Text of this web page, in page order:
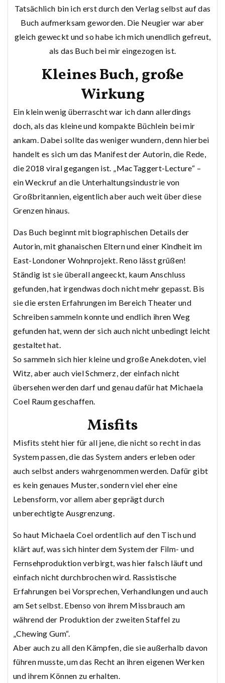
Tatsächlich bin ich erst durch den Verlag selbst auf das
Buch aufmerksam geworden. Die Neugier war aber
gleich geweckt und so habe ich mich unendlich gefreut,
als das Buch bei mir eingezogen ist.
Kleines Buch, große
Wirkung
Ein klein wenig überrascht war ich dann allerdings
doch, als das kleine und kompakte Büchlein bei mir
ankam. Dabei sollte das weniger wundern, denn hierbei
handelt es sich um das Manifest der Autorin, die Rede,
die 2018 viral gegangen ist. „MacTaggert-Lecture“ –
ein Weckruf an die Unterhaltungsindustrie von
Großbritannien, eigentlich aber auch weit über diese
Grenzen hinaus.
Das Buch beginnt mit biographischen Details der
Autorin, mit ghanaischen Eltern und einer Kindheit im
East-Londoner Wohnprojekt. Reno lässt grüßen!
Ständig ist sie überall angeeckt, kaum Anschluss
gefunden, hat irgendwas doch nicht mehr gepasst. Bis
sie die ersten Erfahrungen im Bereich Theater und
Schreiben sammeln konnte und endlich ihren Weg
gefunden hat, wenn der sich auch nicht unbedingt leicht
gestaltet hat.
So sammeln sich hier kleine und große Anekdoten, viel
Witz, aber auch viel Schmerz, der einfach nicht
übersehen werden darf und genau dafür hat Michaela
Coel Raum geschaffen.
Misfits
Misfits steht hier für all jene, die nicht so recht in das
System passen, die das System anders erleben oder
auch selbst anders wahrgenommen werden. Dafür gibt
es kein genaues Muster, sondern viel eher eine
Lebensform, vor allem aber geprägt durch
unberechtigte Ausgrenzung.
So haut Michaela Coel ordentlich auf den Tisch und
klärt auf, was sich hinter dem System der Film- und
Fernsehproduktion verbirgt, was hier falsch läuft und
einfach nicht durchbrochen wird. Rassistische
Erfahrungen bei Vorsprechen, Verhandlungen und auch
am Set selbst. Ebenso von ihrem Missbrauch am
während der Produktion der zweiten Staffel zu
„Chewing Gum“.
Aber auch zu all den Kämpfen, die sie außerhalb davon
führen musste, um das Recht an ihren eigenen Werken
und ihrem Können zu erhalten.